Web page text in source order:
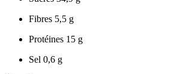
Fibres 5,5 g
Protéines 15 g
Sel 0,6 g